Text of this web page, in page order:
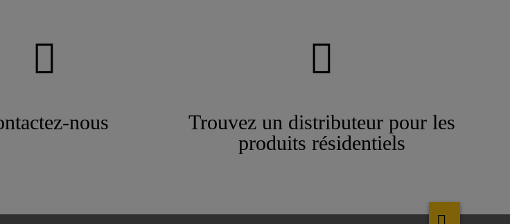
nous
Trouvez un distributeur pour les
produits résidentiels